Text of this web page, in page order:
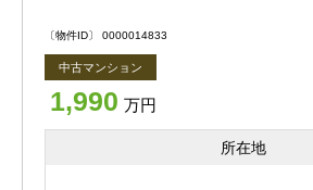
〔物件ID〕 0000014833
中古マンション
1,990 万円
所在地